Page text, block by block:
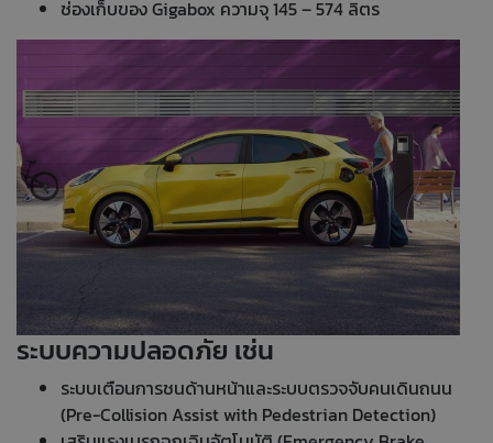
ช่องเก็บของ Gigabox ความจุ 145 – 574 ลิตร
ระบบความปลอดภัย เช่น
ระบบเตือนการชนด้านหน้าและระบบตรวจจับคนเดินถนน
(Pre-Collision Assist with Pedestrian Detection)